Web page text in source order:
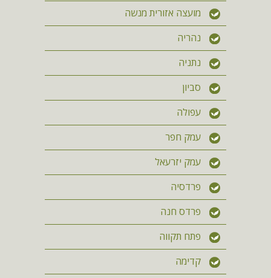
מועצה אזורית מנשה
נהריה
נתניה
סביון
עפולה
עמק חפר
עמק יזרעאל
פרדסיה
פרדס חנה
פתח תקווה
קדימה